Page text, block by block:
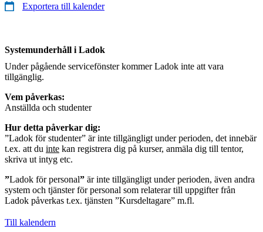
Exportera till kalender
Systemunderhåll i Ladok
Under pågående servicefönster kommer Ladok inte att vara
tillgänglig.
Vem påverkas:
Anställda och studenter
Hur detta påverkar dig:
”Ladok för studenter” är inte tillgängligt under perioden, det innebär
t.ex. att du inte kan registrera dig på kurser, anmäla dig till tentor,
skriva ut intyg etc.
”Ladok för personal” är inte tillgängligt under perioden, även andra
system och tjänster för personal som relaterar till uppgifter från
Ladok påverkas t.ex. tjänsten ”Kursdeltagare” m.fl.
Till kalendern